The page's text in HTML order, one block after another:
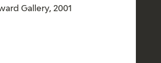
Gallery, 2001